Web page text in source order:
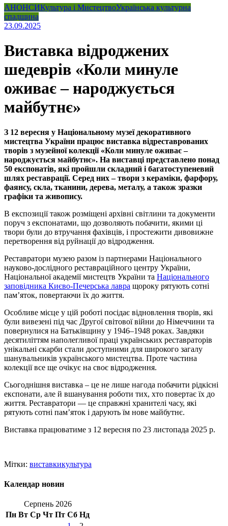
АНОНСИКультура і МистецтвоУкраїнська культурна
спадщина
23.09.2025
Виставка відроджених
шедеврів «Коли минуле
оживає – народжується
майбутнє»
З 12 вересня у Національному музеї декоративного
мистецтва України працює виставка відреставрованих
творів з музейної колекції «Коли минуле оживає –
народжується майбутнє». На виставці представлено понад
50 експонатів, які пройшли складний і багатоступеневий
шлях реставрації. Серед них – твори з кераміки, фарфору,
фаянсу, скла, тканини, дерева, металу, а також зразки
графіки та живопису.
В експозиції також розміщені архівні світлини та документи
поруч з експонатами, що дозволяють побачити, якими ці
твори були до втручання фахівців, і простежити дивовижне
перетворення від руйнації до відродження.
Реставратори музею разом із партнерами Національного
науково-дослідного реставраційного центру України,
Національної академії мистецтв України та Національного
заповідника Києво-Печерська лавра щороку рятують сотні
пам’яток, повертаючи їх до життя.
Особливе місце у цій роботі посідає відновлення творів, які
були вивезені під час Другої світової війни до Німеччини та
повернулися на Батьківщину у 1946–1948 роках. Завдяки
десятиліттям наполегливої праці українських реставраторів
унікальні скарби стали доступними для широкого загалу
шанувальників українського мистецтва. Проте частина
колекції все ще очікує на своє відродження.
Сьогоднішня виставка – це не лише нагода побачити рідкісні
експонати, але й вшанування роботи тих, хто повертає їх до
життя. Реставратори — це справжні хранителі часу, які
рятують сотні пам’яток і дарують їм нове майбутнє.
Виставка працюватиме з 12 вересня по 23 листопада 2025 р.
Мітки: виставкикультура
Календар новин
Серпень 2026
Пн Вт Ср Чт Пт Сб Нд